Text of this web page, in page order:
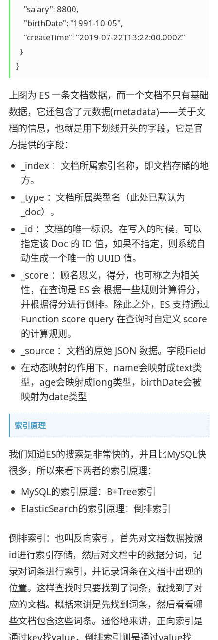
    "salary": 8800,
    "birthDate": "1991-10-05",
    "createTime": "2019-07-22T13:22:00.000Z"
  }
}
上图为 ES 一条文档数据，而一个文档不只有基础
数据，它还包含了元数据(metadata)——关于文
档的信息，也就是用下划线开头的字段，它是官
方提供的字段：
_index ：文档所属索引名称，即文档存储的地
方。
_type ：文档所属类型名（此处已默认为
_doc）。
_id ：文档的唯一标识。在写入的时候，可以
指定该 Doc 的 ID 值，如果不指定，则系统自
动生成一个唯一的 UUID 值。
_score ：顾名思义，得分，也可称之为相关
性，在查询是 ES 会 根据一些规则计算得分，
并根据得分进行倒排。除此之外，ES 支持通过
Function score query 在查询时自定义 score
的计算规则。
_source ：文档的原始 JSON 数据。字段Field
在动态映射的作用下，name会映射成text类
型，age会映射成long类型，birthDate会被
映射为date类型
索引原理
我们知道ES的搜索是非常快的，并且比MySQL快
很多，所以来看下两者的索引原理：
MySQL的索引原理：B+Tree索引
ElasticSearch的索引原理：倒排索引
倒排索引：也叫反向索引，首先对文档数据按照
id进行索引存储，然后对文档中的数据分词，记
录对词条进行索引，并记录词条在文档中出现的
位置。这样查找时只要找到了词条，就找到了对
应的文档。概括来讲是先找到词条，然后看看哪
些文档包含这些词条。通俗地来讲，正向索引是
通过key找value，倒排索引则是通过value找